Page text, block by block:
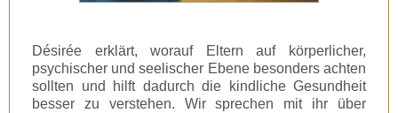
Désirée erklärt, worauf Eltern auf körperlicher,
psychischer und seelischer Ebene besonders achten
sollten und hilft dadurch die kindliche Gesundheit
besser zu verstehen. Wir sprechen mit ihr über